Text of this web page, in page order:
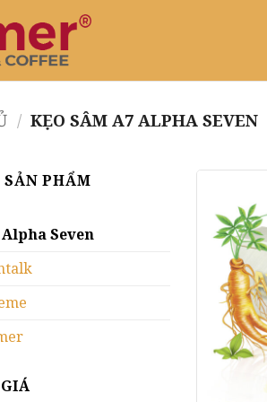
/ KẸO SÂM A7 ALPHA SEVEN
PHẨM
Seven